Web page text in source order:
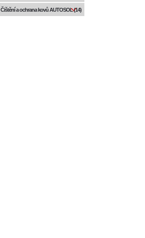
Čištění a ochrana kovů AUTOSOL (14)